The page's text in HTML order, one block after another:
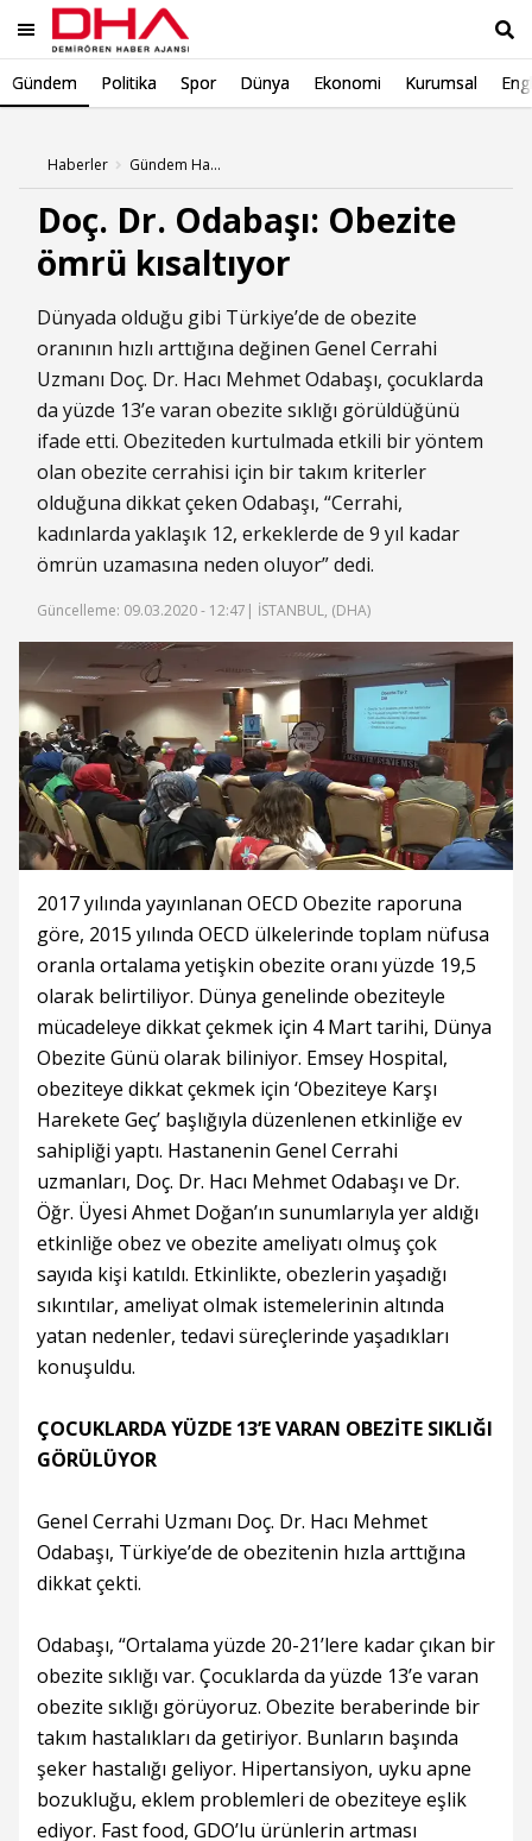
Gündem Politika Spor Dünya Ekonomi Kurumsal
Haberler Gündem Haberleri
Doç. Dr. Odabaşı: Obezite
ömrü kısaltıyor
Dünyada olduğu gibi Türkiye’de de obezite
oranının hızlı arttığına değinen Genel Cerrahi
Uzmanı Doç. Dr. Hacı Mehmet Odabaşı, çocuklarda
da yüzde 13’e varan obezite sıklığı görüldüğünü
ifade etti. Obeziteden kurtulmada etkili bir yöntem
olan obezite cerrahisi için bir takım kriterler
olduğuna dikkat çeken Odabaşı, “Cerrahi,
kadınlarda yaklaşık 12, erkeklerde de 9 yıl kadar
ömrün uzamasına neden oluyor” dedi.
Güncelleme: 09.03.2020 - 12:47 | İSTANBUL, (DHA)
2017 yılında yayınlanan OECD Obezite raporuna
göre, 2015 yılında OECD ülkelerinde toplam nüfusa
oranla ortalama yetişkin obezite oranı yüzde 19,5
olarak belirtiliyor. Dünya genelinde obeziteyle
mücadeleye dikkat çekmek için 4 Mart tarihi, Dünya
Obezite Günü olarak biliniyor. Emsey Hospital,
obeziteye dikkat çekmek için ‘Obeziteye Karşı
Harekete Geç’ başlığıyla düzenlenen etkinliğe ev
sahipliği yaptı. Hastanenin Genel Cerrahi
uzmanları, Doç. Dr. Hacı Mehmet Odabaşı ve Dr.
Öğr. Üyesi Ahmet Doğan’ın sunumlarıyla yer aldığı
etkinliğe obez ve obezite ameliyatı olmuş çok
sayıda kişi katıldı. Etkinlikte, obezlerin yaşadığı
sıkıntılar, ameliyat olmak istemelerinin altında
yatan nedenler, tedavi süreçlerinde yaşadıkları
konuşuldu.
ÇOCUKLARDA YÜZDE 13’E VARAN OBEZİTE SIKLIĞI
GÖRÜLÜYOR
Genel Cerrahi Uzmanı Doç. Dr. Hacı Mehmet
Odabaşı, Türkiye’de de obezitenin hızla arttığına
dikkat çekti.
Odabaşı, “Ortalama yüzde 20-21’lere kadar çıkan bir
obezite sıklığı var. Çocuklarda da yüzde 13’e varan
obezite sıklığı görüyoruz. Obezite beraberinde bir
takım hastalıkları da getiriyor. Bunların başında
şeker hastalığı geliyor. Hipertansiyon, uyku apne
bozukluğu, eklem problemleri de obeziteye eşlik
ediyor. Fast food, GDO’lu ürünlerin artması